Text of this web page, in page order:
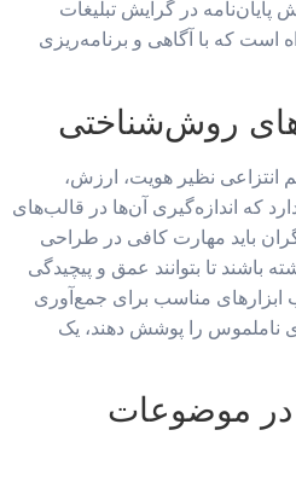
در گرایش تبلیغات
است که با آگاهی و برنامه‌ریزی
روش‌شناختی
انتزاعی نظیر هویت، ارزش،
که اندازه‌گیری آن‌ها در قالب‌های
باید مهارت کافی در طراحی
باشند تا بتوانند عمق و پیچیدگی
ابزارهای مناسب برای جمع‌آوری
ناملموس را پوشش دهند، یک
در موضوعات